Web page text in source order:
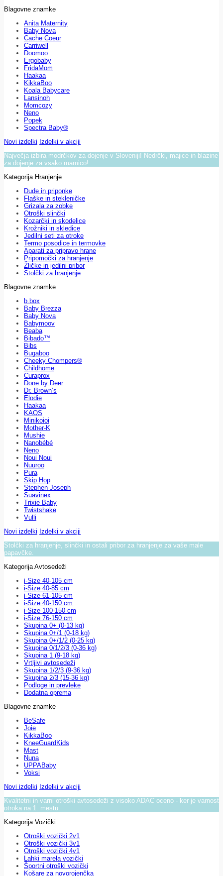
Blagovne znamke
Anita Maternity
Baby Nova
Cache Coeur
Carriwell
Doomoo
Ergobaby
FridaMom
Haakaa
KikkaBoo
Koala Babycare
Lansinoh
Momcozy
Neno
Popek
Spectra Baby®
Novi izdelki Izdelki v akciji
Največja izbira modrčkov za dojenje v Sloveniji! Nedrčki, majice in blazine
za dojenje za vsako mamico!
Kategorija Hranjenje
Dude in priponke
Flaške in stekleničke
Grizala za zobke
Otroški slinčki
Kozarčki in skodelice
Krožniki in skledice
Jedilni seti za otroke
Termo posodice in termovke
Aparati za pripravo hrane
Pripomočki za hranjenje
Žličke in jedilni pribor
Stolčki za hranjenje
Blagovne znamke
b.box
Baby Brezza
Baby Nova
Babymoov
Beaba
Bibado™
Bibs
Bugaboo
Cheeky Chompers®
Childhome
Curaprox
Done by Deer
Dr. Brown’s
Elodie
Haakaa
KAOS
Minikoioi
Mother-K
Mushie
Nanobébé
Neno
Noui Noui
Nuuroo
Pura
Skip Hop
Stephen Joseph
Suavinex
Trixie Baby
Twistshake
Vulli
Novi izdelki Izdelki v akciji
Stolčki za hranjenje, slinčki in ostali pribor za hranjenje za vaše male
papavčke.
Kategorija Avtosedeži
i-Size 40-105 cm
i-Size 40-85 cm
i-Size 61-105 cm
i-Size 40-150 cm
i-Size 100-150 cm
i-Size 76-150 cm
Skupina 0+ (0-13 kg)
Skupina 0+/1 (0-18 kg)
Skupina 0+/1/2 (0-25 kg)
Skupina 0/1/2/3 (0-36 kg)
Skupina 1 (9-18 kg)
Vrtljivi avtosedeži
Skupina 1/2/3 (9-36 kg)
Skupina 2/3 (15-36 kg)
Podloge in prevleke
Dodatna oprema
Blagovne znamke
BeSafe
Joie
KikkaBoo
KneeGuardKids
Mast
Nuna
UPPABaby
Voksi
Novi izdelki Izdelki v akciji
Kvalitetni in varni otroški avtosedeži z visoko ADAC oceno - ker je varnost
otroka na 1. mestu.
Kategorija Vozički
Otroški vozički 2v1
Otroški vozički 3v1
Otroški vozički 4v1
Lahki marela vozički
Športni otroški vozički
Košare za novorojenčka